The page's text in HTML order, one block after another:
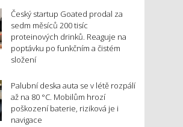
Český startup Goated prodal za
sedm měsíců 200 tisíc
proteinových drinků. Reaguje na
poptávku po funkčním a čistém
složení
Palubní deska auta se v létě rozpálí
až na 80 °C. Mobilům hrozí
poškození baterie, riziková je i
navigace